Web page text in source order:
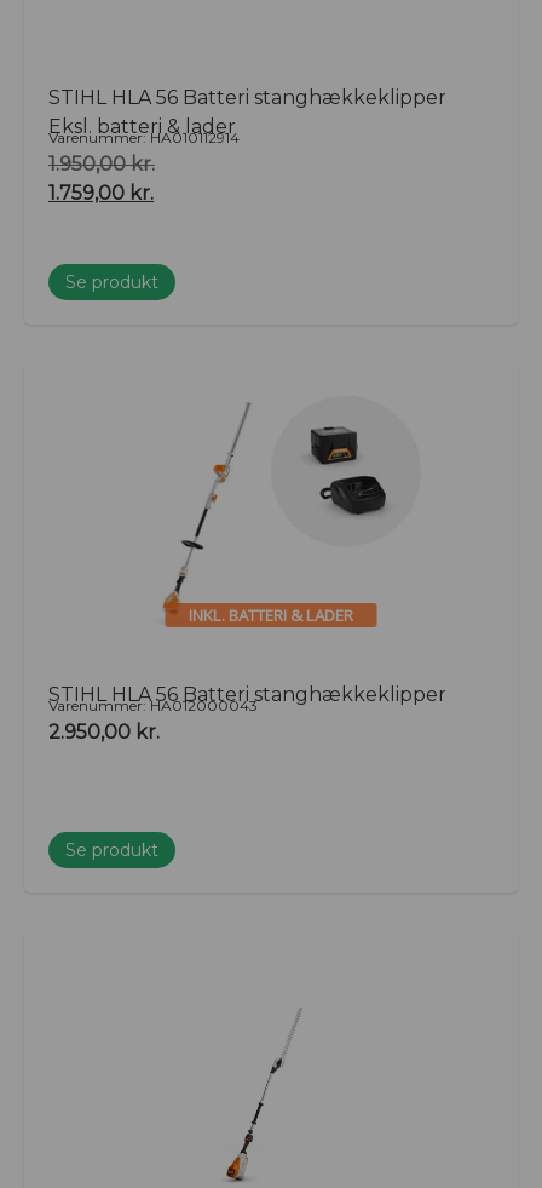
STIHL HLA 56 Batteri stanghækkeklipper
Eksl. batteri & lader
Varenummer: HA010112914
1.950,00kr.
1.759,00 kr.
Se produkt
INKL. BATTERI & LADER
STIHL HLA 56 Batteri stanghækkeklipper
Varenummer: HA012000043
2.950,00 kr.
Se produkt